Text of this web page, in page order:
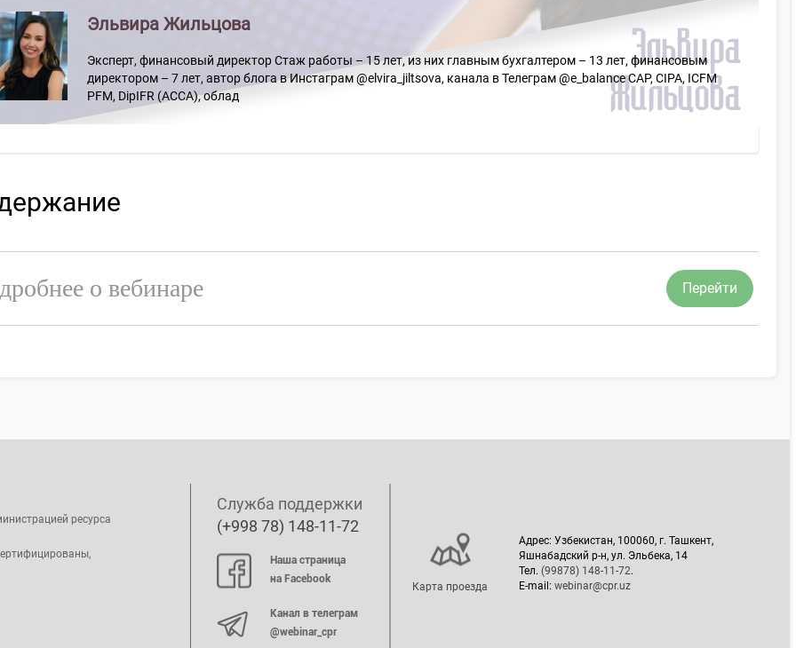
Эльвира Жильцова
Эксперт, финансовый директор Стаж работы – 15 лет, из них главным бухгалтером – 13 лет, финансовым
директором – 7 лет, автор блога в Инстаграм @elvira_jiltsova, канала в Телеграм @e_balance CAP, CIPA, ICFM
PFM, DipIFR (ACCA), облад
о вебинаре Перейти
ресурса
Служба поддержки
(+998 78) 148-11-72
Наша страница
на Facebook
Канал в телеграм
@webinar_cpr
Карта проезда
Адрес: Узбекистан, 100060, г. Ташкент,
Яшнабадский р-н, ул. Эльбека, 14
Тел. (99878) 148-11-72.
E-mail: webinar@cpr.uz